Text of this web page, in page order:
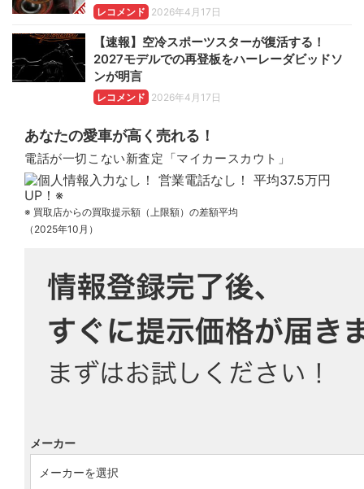
レコメンド 2026年4月17日
【速報】空冷スポーツスターが復活する！
2027モデルでの再登板をハーレーダビッドソ
ンが明言
レコメンド 2026年4月17日
あなたの愛車が高く売れる！
電話が一切こない新査定「マイカースカウト」
※ 買取店からの買取提示額（上限額）の差額平均
（2025年10月）
メーカー